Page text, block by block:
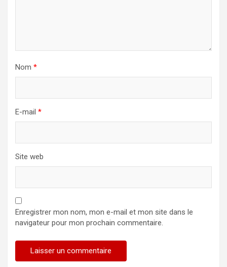
Nom *
E-mail *
Site web
Enregistrer mon nom, mon e-mail et mon site dans le
navigateur pour mon prochain commentaire.